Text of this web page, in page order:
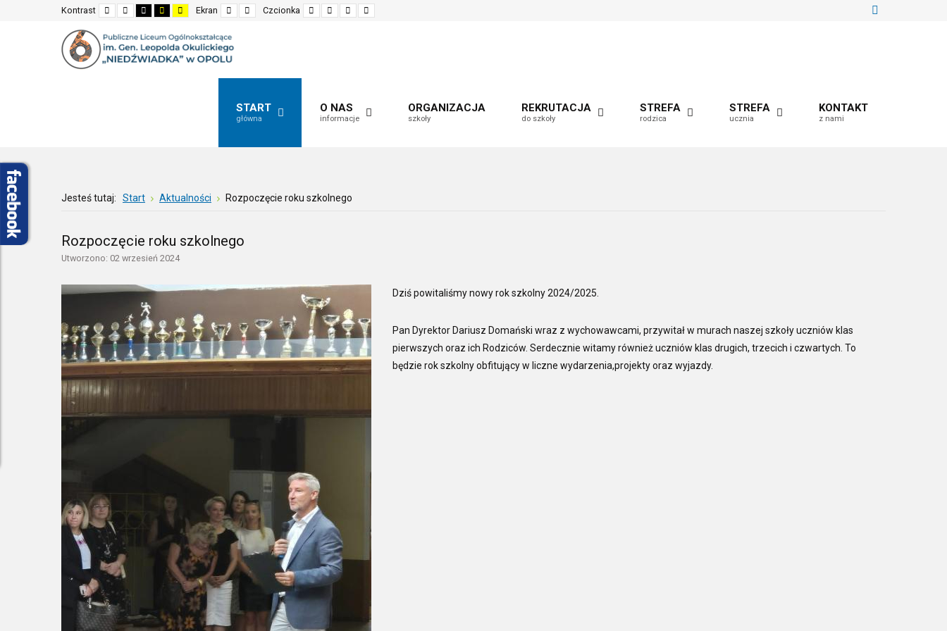
Kontrast
Default
mode
Night
mode
High
contrast
white
mode
High
contrast
yellow
mode
High
contrast
black
mode
Ekran
Fixed
layout
Wide
layout
Czcionka
smallerlarger
Make
fontdefault
START
główna
O NAS
informacje
ORGANIZACJA
szkoły
REKRUTACJA
do szkoły
STREFA
rodzica
STREFA
ucznia
KONTAKT
z nami
Jesteś tutaj: Start Aktualności Rozpoczęcie roku szkolnego
Rozpoczęcie roku szkolnego
Utworzono: 02 wrzesień 2024
Dziś powitaliśmy nowy rok szkolny 2024/2025.
Pan Dyrektor Dariusz Domański wraz z wychowawcami, przywitał w murach naszej szkoły uczniów klas
pierwszych oraz ich Rodziców. Serdecznie witamy również uczniów klas drugich, trzecich i czwartych. To
będzie rok szkolny obfitujący w liczne wydarzenia,projekty oraz wyjazdy.